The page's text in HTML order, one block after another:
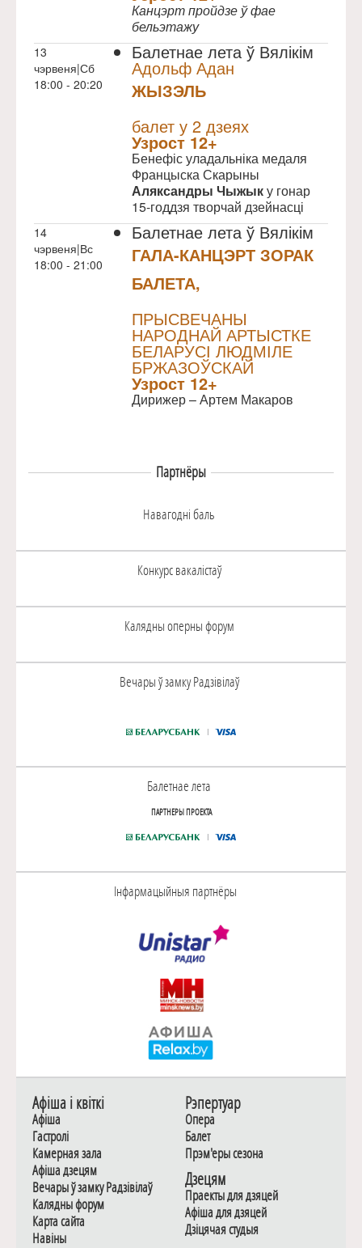
Канцэрт пройдзе ў фае
бельэтажу
13
чэрвеня|Сб
18:00 - 20:20
Балетнае лета ў Вялікім
Адольф Адан
ЖЫЗЭЛЬ
балет у 2 дзеях
Узрoст 12+
Бенефіс уладальніка медаля
Францыска Скарыны
Аляксандры Чыжыку гонар
15-годдзя творчай дзейнасці
14
чэрвеня|Вс
18:00 - 21:00
Балетнае лета ў Вялікім
ГАЛА-КАНЦЭРТ ЗОРАК
БАЛЕТА,
ПРЫСВЕЧАНЫ
НАРОДНАЙ АРТЫСТКЕ
БЕЛАРУСІ ЛЮДМІЛЕ
БРЖАЗОЎСКАЙ
Узрoст 12+
Дирижер – Артем Макаров
Партнёры
Навагоднi баль
Конкурс вакалiстаў
Калядны оперны форум
Вечары ў замку Радзiвiлаў
Балетнае лета
ПАРТНЕРЫ ПРОЕКТА
Інфармацыйныя партнёры
Афiша i квiткi
Афiша
Гастролi
Камерная зала
Афiша дзецям
Вечары ў замку Радзiвiлаў
Калядны форум
Карта сайта
Навiны
Рэпертуар
Опера
Балет
Прэм'еры сезона
Дзецям
Праекты для дзяцей
Афiша для дзяцей
Дзiцячая студыя